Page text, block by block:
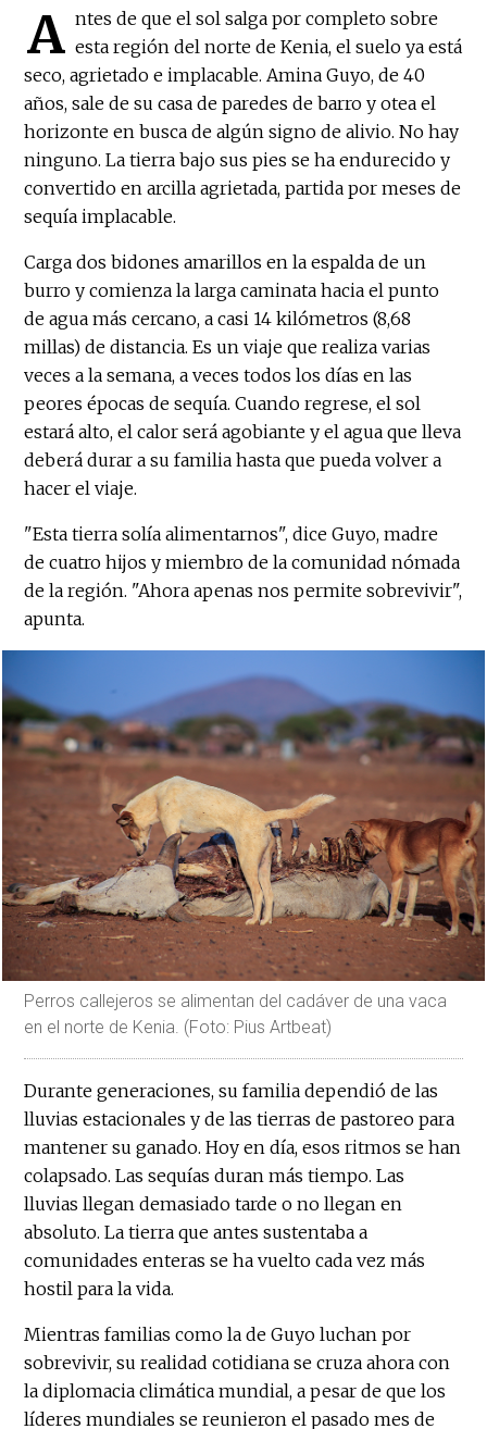
A ntes de que el sol salga por completo sobre
esta región del norte de Kenia, el suelo ya está
seco, agrietado e implacable. Amina Guyo, de 40
años, sale de su casa de paredes de barro y otea el
horizonte en busca de algún signo de alivio. No hay
ninguno. La tierra bajo sus pies se ha endurecido y
convertido en arcilla agrietada, partida por meses de
sequía implacable.
Carga dos bidones amarillos en la espalda de un
burro y comienza la larga caminata hacia el punto
de agua más cercano, a casi 14 kilómetros (8,68
millas) de distancia. Es un viaje que realiza varias
veces a la semana, a veces todos los días en las
peores épocas de sequía. Cuando regrese, el sol
estará alto, el calor será agobiante y el agua que lleva
deberá durar a su familia hasta que pueda volver a
hacer el viaje.
"Esta tierra solía alimentarnos", dice Guyo, madre
de cuatro hijos y miembro de la comunidad nómada
de la región. "Ahora apenas nos permite sobrevivir",
apunta.
Perros callejeros se alimentan del cadáver de una vaca
en el norte de Kenia. (Foto: Pius Artbeat)
Durante generaciones, su familia dependió de las
lluvias estacionales y de las tierras de pastoreo para
mantener su ganado. Hoy en día, esos ritmos se han
colapsado. Las sequías duran más tiempo. Las
lluvias llegan demasiado tarde o no llegan en
absoluto. La tierra que antes sustentaba a
comunidades enteras se ha vuelto cada vez más
hostil para la vida.
Mientras familias como la de Guyo luchan por
sobrevivir, su realidad cotidiana se cruza ahora con
la diplomacia climática mundial, a pesar de que los
líderes mundiales se reunieron el pasado mes de